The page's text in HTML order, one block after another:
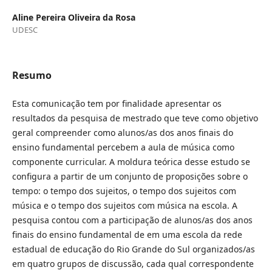
Aline Pereira Oliveira da Rosa
UDESC
Resumo
Esta comunicação tem por finalidade apresentar os
resultados da pesquisa de mestrado que teve como objetivo
geral compreender como alunos/as dos anos finais do
ensino fundamental percebem a aula de música como
componente curricular. A moldura teórica desse estudo se
configura a partir de um conjunto de proposições sobre o
tempo: o tempo dos sujeitos, o tempo dos sujeitos com
música e o tempo dos sujeitos com música na escola. A
pesquisa contou com a participação de alunos/as dos anos
finais do ensino fundamental de em uma escola da rede
estadual de educação do Rio Grande do Sul organizados/as
em quatro grupos de discussão, cada qual correspondente